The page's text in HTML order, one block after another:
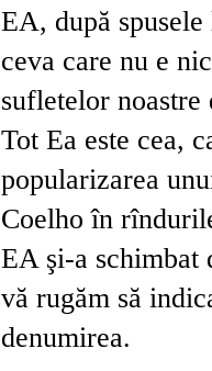
EA, după
ceva care nu e
sufletelor
Tot Ea este cea,
popularizarea
Coelho în
EA şi-a schimbat
vă rugăm să
denumirea.